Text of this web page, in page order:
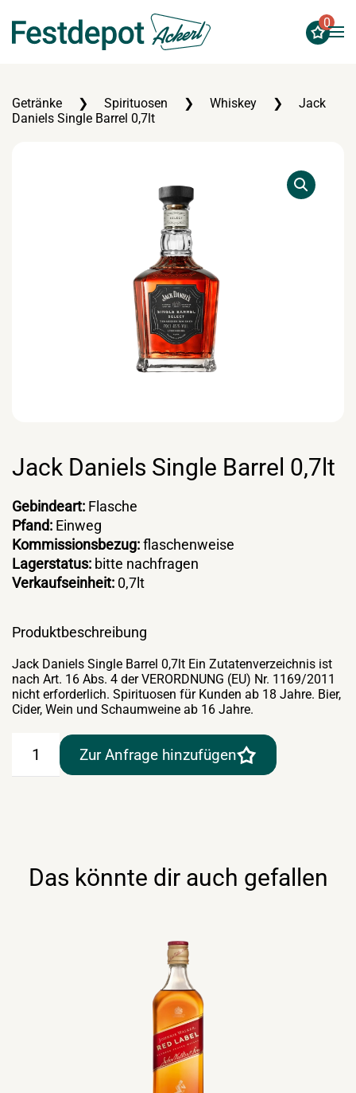
Zum Hauptinhalt springen
0
Getränke Spirituosen Whiskey
Jack
Daniels Single Barrel 0,7lt
Jack Daniels Single Barrel 0,7lt
Gebindeart: Flasche
Pfand: Einweg
Kommissionsbezug:flaschenweise
Lagerstatus: bitte nachfragen
Verkaufseinheit: 0,7lt
Produktbeschreibung
Jack Daniels Single Barrel 0,7lt Ein Zutatenverzeichnis ist
nach Art. 16 Abs. 4 der VERORDNUNG (EU) Nr. 1169/2011
nicht erforderlich. Spirituosen für Kunden ab 18 Jahre. Bier,
Cider, Wein und Schaumweine ab 16 Jahre.
Daniels
Zur Anfrage hinzufügen
Das könnte dir auch gefallen